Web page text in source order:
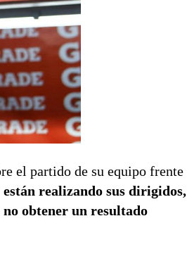
el partido de su equipo frente
realizando sus dirigidos,
no obtener un resultado